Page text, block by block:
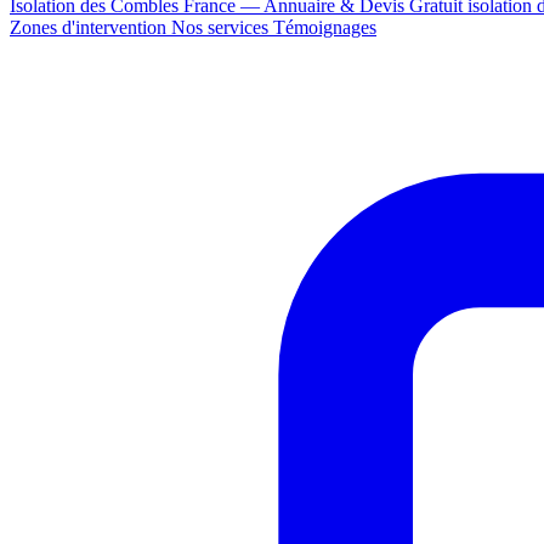
Isolation des Combles France — Annuaire & Devis Gratuit isolation
Zones d'intervention Nos services Témoignages